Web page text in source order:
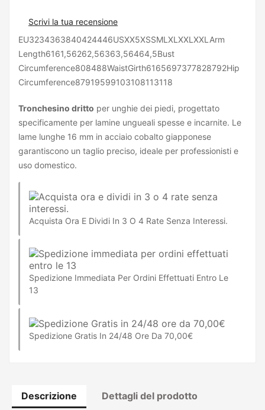
Scrivi la tua recensione
EU3234363840424446USXX5XSSMLXLXXLXXLArm
Length6161,56262,56363,56464,5Bust
Circumference808488WaistGirth6165697377828792Hip
Circumference87919599103108113118
Tronchesino dritto per unghie dei piedi, progettato
specificamente per lamine ungueali spesse e incarnite. Le
lame lunghe 16 mm in acciaio cobalto giapponese
garantiscono un taglio preciso, ideale per professionisti e
uso domestico.
Acquista Ora E Dividi In 3 O 4 Rate Senza Interessi.
Spedizione Immediata Per Ordini Effettuati Entro Le
13
Spedizione Gratis In 24/48 Ore Da 70,00€
Descrizione Dettagli del prodotto